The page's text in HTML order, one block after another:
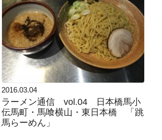
2016.03.04
ラーメン通信 vol.04 日本橋馬小
伝馬町・馬喰横山・東日本橋 「跳
馬らーめん」